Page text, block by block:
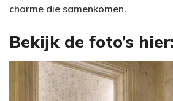
charme die samenkomen.
Bekijk de foto’s